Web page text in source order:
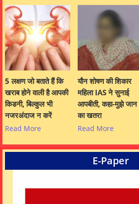
5 लक्षण जो बताते हैं कि
खराब होने वाली है आपकी
किडनी, बिल्कुल भी
नजरअंदाज न करें
Read More
यौन शोषण की शिकार
महिला IAS ने सुनाई
आपबीती, कहा-मुझे जान
का खतरा
Read More
E-Paper